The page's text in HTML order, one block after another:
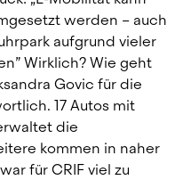
werden – auch
aufgrund vieler
Wirklich? Wie geht
Govic für die
17 Autos mit
die
kommen in naher
für CRIF viel zu